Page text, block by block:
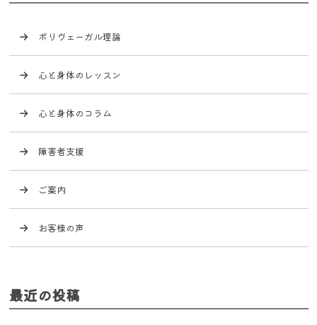
ポリヴェーガル理論
心と身体のレッスン
心と身体のコラム
障害者支援
ご案内
お客様の声
最近の投稿